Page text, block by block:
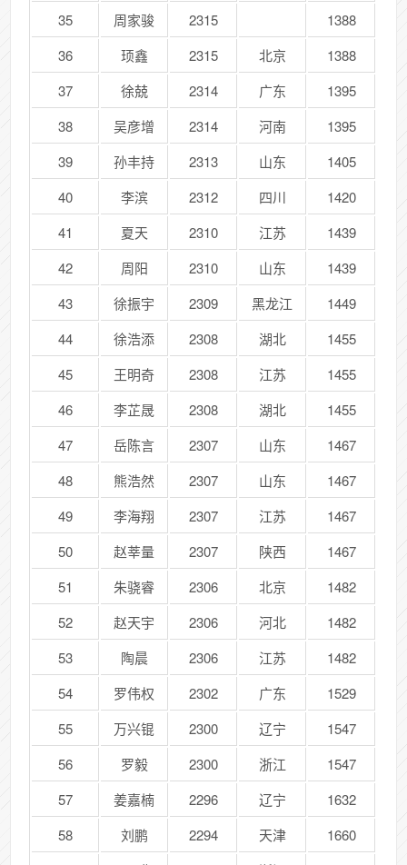
35
周家骏 2315
1388
36
顼鑫 2315 北京
1388
37
徐兢 2314 广东
1395
38
吴彦增 2314 河南
1395
39
孙丰持 2313 山东
1405
40
李滨 2312 四川
1420
41
夏天 2310 江苏
1439
42
周阳 2310 山东
1439
43
徐振宇 2309 黑龙江
1449
44
徐浩添 2308 湖北
1455
45
王明奇 2308 江苏
1455
46
李芷晟 2308 湖北
1455
47
岳陈言 2307 山东
1467
48
熊浩然 2307 山东
1467
49
李海翔 2307 江苏
1467
50
赵莘量 2307 陕西
1467
51
朱骁睿 2306 北京
1482
52
赵天宇 2306 河北
1482
53
陶晨 2306 江苏
1482
54
罗伟权 2302 广东
1529
55
万兴锟 2300 辽宁
1547
56
罗毅 2300 浙江
1547
57
姜嘉楠 2296 辽宁
1632
58
刘鹏 2294 天津
1660